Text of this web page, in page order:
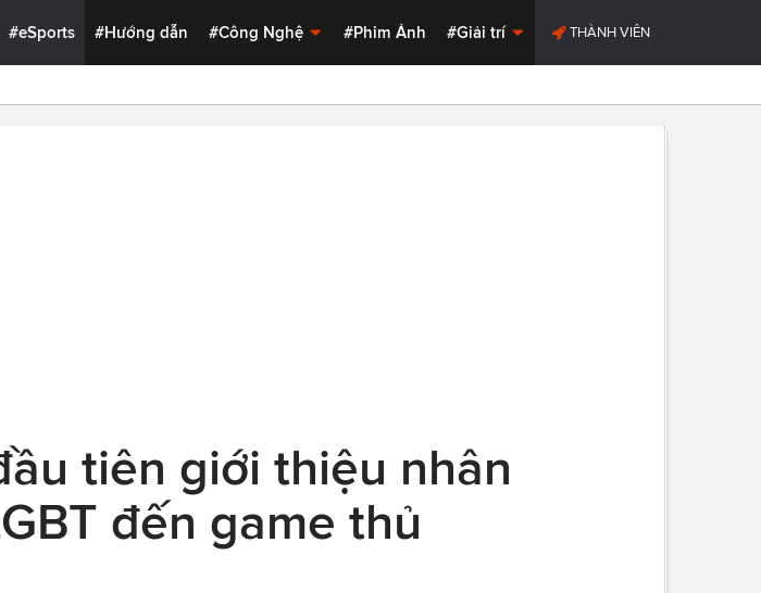
#eSports #Hướng dẫn #Công Nghệ #Phim Ảnh #Giải trí THÀNH VIÊN
tiên giới thiệu nhân
đến game thủ